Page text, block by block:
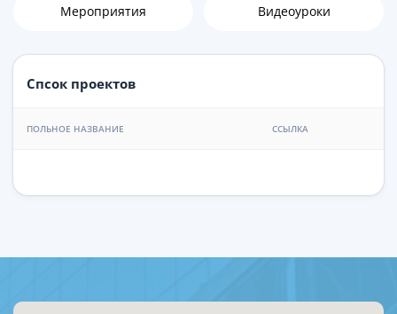
Мероприятия Видеоуроки
Спсок проектов
ПОЛЬНОЕ НАЗВАНИЕ ССЫЛКА